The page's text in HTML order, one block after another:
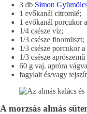
3 db Simon
1 evőkanál citromlé;
1 evőkanál porcukor
1/4 csésze víz;
1/3 csésze finomliszt;
1/3 csésze porcukor
1/3 csésze
60 g vaj, apróra vágva
fagylalt és/vagy
A morzsás almás